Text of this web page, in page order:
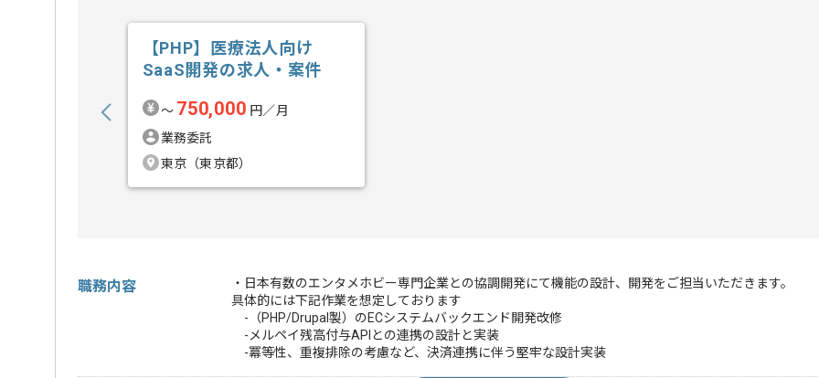
【PHP】医療法人向け
SaaS開発の求人・案件
〜 750,000 円／月
業務委託
東京（東京都）
職務内容
・日本有数のエンタメホビー専門企業との協調開発にて機能の設計、開発をご担当いただきます。
具体的には下記作業を想定しております
-（PHP/Drupal製）のECシステムバックエンド開発改修
-メルペイ残高付与APIとの連携の設計と実装
-冪等性、重複排除の考慮など、決済連携に伴う堅牢な設計実装